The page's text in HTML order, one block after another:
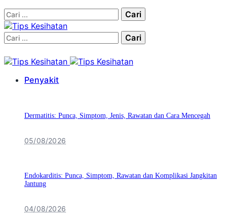
Cari:
Cari:
Penyakit
Dermatitis: Punca, Simptom, Jenis, Rawatan dan Cara Mencegah
05/08/2026
Endokarditis: Punca, Simptom, Rawatan dan Komplikasi Jangkitan
Jantung
04/08/2026